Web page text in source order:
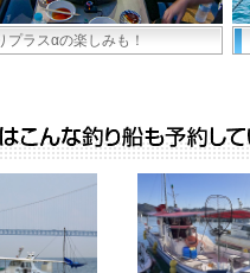
プラスαの楽しみも！